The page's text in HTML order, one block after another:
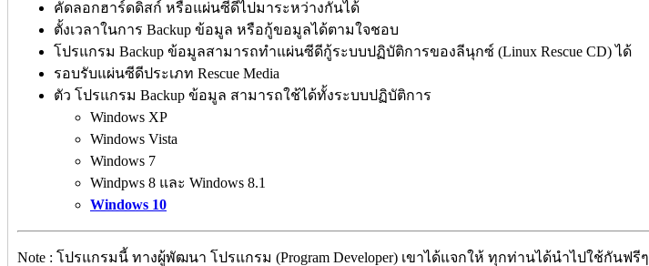
คัดลอกฮาร์ดดิสก์ หรือแผ่นซีดีไปมาระหว่างกันได้
ตั้งเวลาในการ Backup ข้อมูล หรือกู้ขอมูลได้ตามใจชอบ
โปรแกรม Backup ข้อมูลสามารถทำแผ่นซีดีกู้ระบบปฏิบัติการของลีนุกซ์ (Linux Rescue CD) ได้
รอบรับแผ่นซีดีประเภท Rescue Media
ตัว โปรแกรม Backup ข้อมูล สามารถใช้ได้ทั้งระบบปฏิบัติการ
Windows XP
Windows Vista
Windows 7
Windpws 8 และ Windows 8.1
Windows 10
Note : โปรแกรมนี้ ทางผู้พัฒนา โปรแกรม (Program Developer) เขาได้แจกให้ ทุกท่านได้นำไปใช้กันฟรีๆ